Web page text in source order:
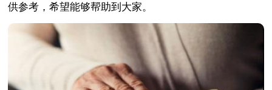
供参考，希望能够帮助到大家。